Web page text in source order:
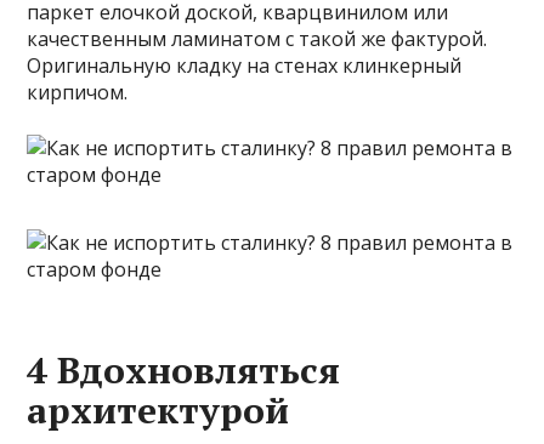
паркет елочкой доской, кварцвинилом или
качественным ламинатом с такой же фактурой.
Оригинальную кладку на стенах клинкерный
кирпичом.
4 Вдохновляться
архитектурой